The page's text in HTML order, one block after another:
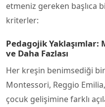
etmeniz gereken başlıca
kriterler:
Pedagojik Yaklaşımlar:
ve Daha Fazlası
Her kreşin benimsediği
Montessori, Reggio
çocuk gelişimine farklı